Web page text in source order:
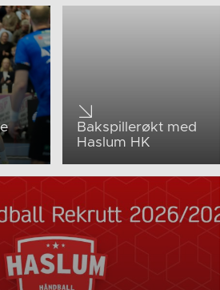
Bakspillerøkt med
Haslum HK